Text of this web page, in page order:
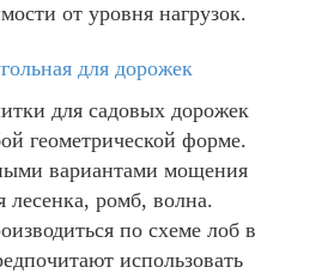
от уровня нагрузок.
для садовых дорожек
геометрической форме.
вариантами мощения
лесенка, ромб, волна.
по схеме лоб в
использовать